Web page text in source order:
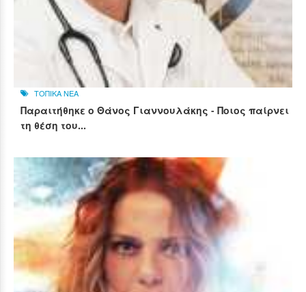
ΤΟΠΙΚΑ ΝΕΑ
Παραιτήθηκε ο Θάνος Γιαννουλάκης - Ποιος παίρνει
τη θέση του...